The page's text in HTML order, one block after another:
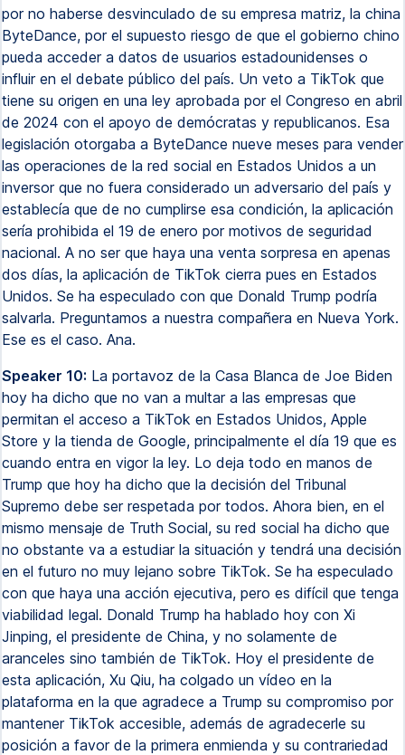
por no haberse desvinculado de su empresa matriz, la china
ByteDance, por el supuesto riesgo de que el gobierno chino
pueda acceder a datos de usuarios estadounidenses o
influir en el debate público del país. Un veto a TikTok que
tiene su origen en una ley aprobada por el Congreso en abril
de 2024 con el apoyo de demócratas y republicanos. Esa
legislación otorgaba a ByteDance nueve meses para vender
las operaciones de la red social en Estados Unidos a un
inversor que no fuera considerado un adversario del país y
establecía que de no cumplirse esa condición, la aplicación
sería prohibida el 19 de enero por motivos de seguridad
nacional. A no ser que haya una venta sorpresa en apenas
dos días, la aplicación de TikTok cierra pues en Estados
Unidos. Se ha especulado con que Donald Trump podría
salvarla. Preguntamos a nuestra compañera en Nueva York.
Ese es el caso. Ana.
Speaker 10: La portavoz de la Casa Blanca de Joe Biden
hoy ha dicho que no van a multar a las empresas que
permitan el acceso a TikTok en Estados Unidos, Apple
Store y la tienda de Google, principalmente el día 19 que es
cuando entra en vigor la ley. Lo deja todo en manos de
Trump que hoy ha dicho que la decisión del Tribunal
Supremo debe ser respetada por todos. Ahora bien, en el
mismo mensaje de Truth Social, su red social ha dicho que
no obstante va a estudiar la situación y tendrá una decisión
en el futuro no muy lejano sobre TikTok. Se ha especulado
con que haya una acción ejecutiva, pero es difícil que tenga
viabilidad legal. Donald Trump ha hablado hoy con Xi
Jinping, el presidente de China, y no solamente de
aranceles sino también de TikTok. Hoy el presidente de
esta aplicación, Xu Qiu, ha colgado un vídeo en la
plataforma en la que agradece a Trump su compromiso por
mantener TikTok accesible, además de agradecerle su
posición a favor de la primera enmienda y su contrariedad